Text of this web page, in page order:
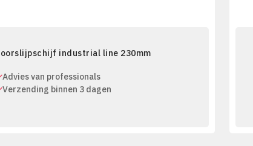
industrial line 230mm
Advies van professionals
Verzending binnen 3 dagen